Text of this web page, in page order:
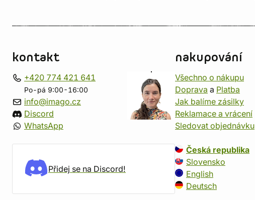
kontakt
+420 774 421 641
Po-pá 9:00-16:00
info@imago.cz
Discord
WhatsApp
Přidej se na Discord!
nakupování
Všechno o nákupu
Doprava a Platba
Jak balíme zásilky
Reklamace a vrácení
Sledovat objednávku
Česká republika
Slovensko
English
Deutsch